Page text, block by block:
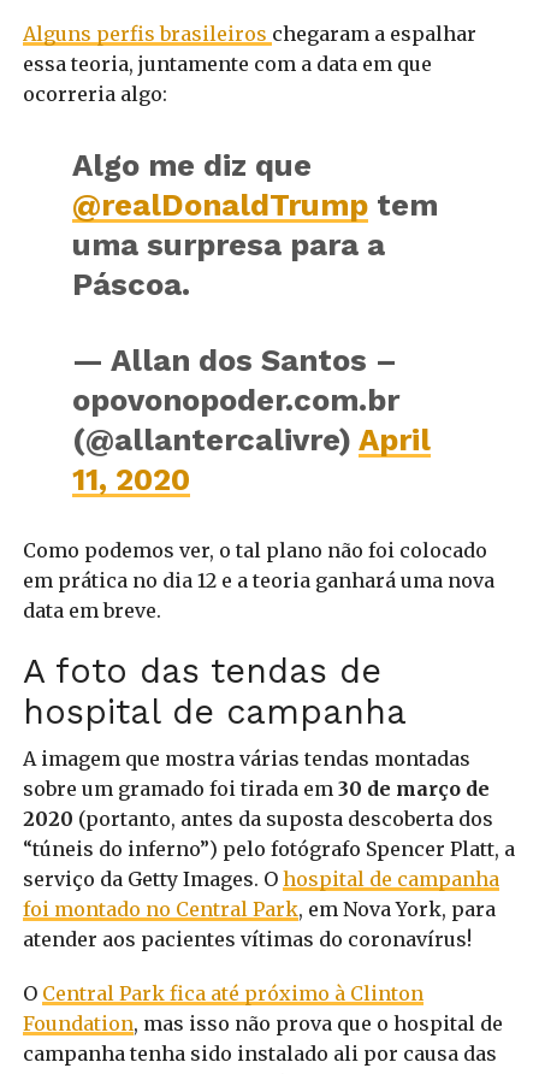
Alguns perfis brasileiros chegaram a espalhar
essa teoria, juntamente com a data em que
ocorreria algo:
Algo me diz que
@realDonaldTrumptem
uma surpresa para a
Páscoa.
— Allan dos Santos –
opovonopoder.com.br
(@allantercalivre) April
11, 2020
Como podemos ver, o tal plano não foi colocado
em prática no dia 12 e a teoria ganhará uma nova
data em breve.
A foto das tendas de
hospital de campanha
A imagem que mostra várias tendas montadas
sobre um gramado foi tirada em 30 de março de
2020 (portanto, antes da suposta descoberta dos
“túneis do inferno”) pelo fotógrafo Spencer Platt, a
serviço da Getty Images. O hospital de campanha
foi montado no Central Park, em Nova York, para
atender aos pacientes vítimas do coronavírus!
O Central Park fica até próximo à Clinton
Foundation, mas isso não prova que o hospital de
campanha tenha sido instalado ali por causa das